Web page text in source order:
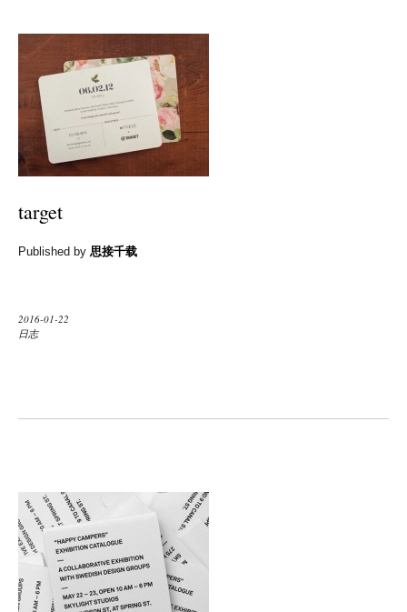
target
Published by 思接千载
2016-01-22
日志